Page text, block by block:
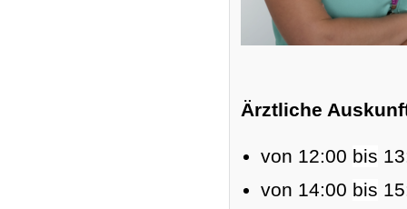
Ärztliche
von 12:00 bis
von 14:00 bis